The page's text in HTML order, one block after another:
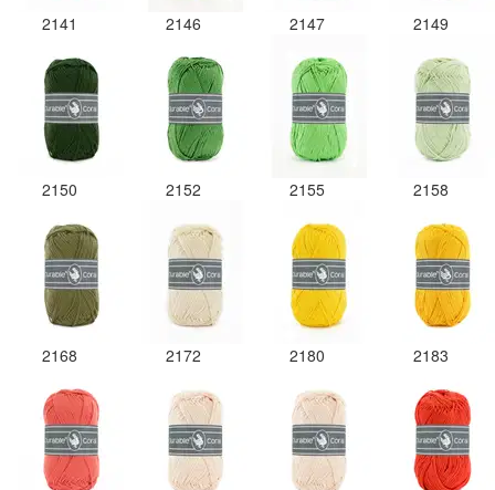
2141 2146 2147 2149
2150 2152 2155 2158
2168 2172 2180 2183